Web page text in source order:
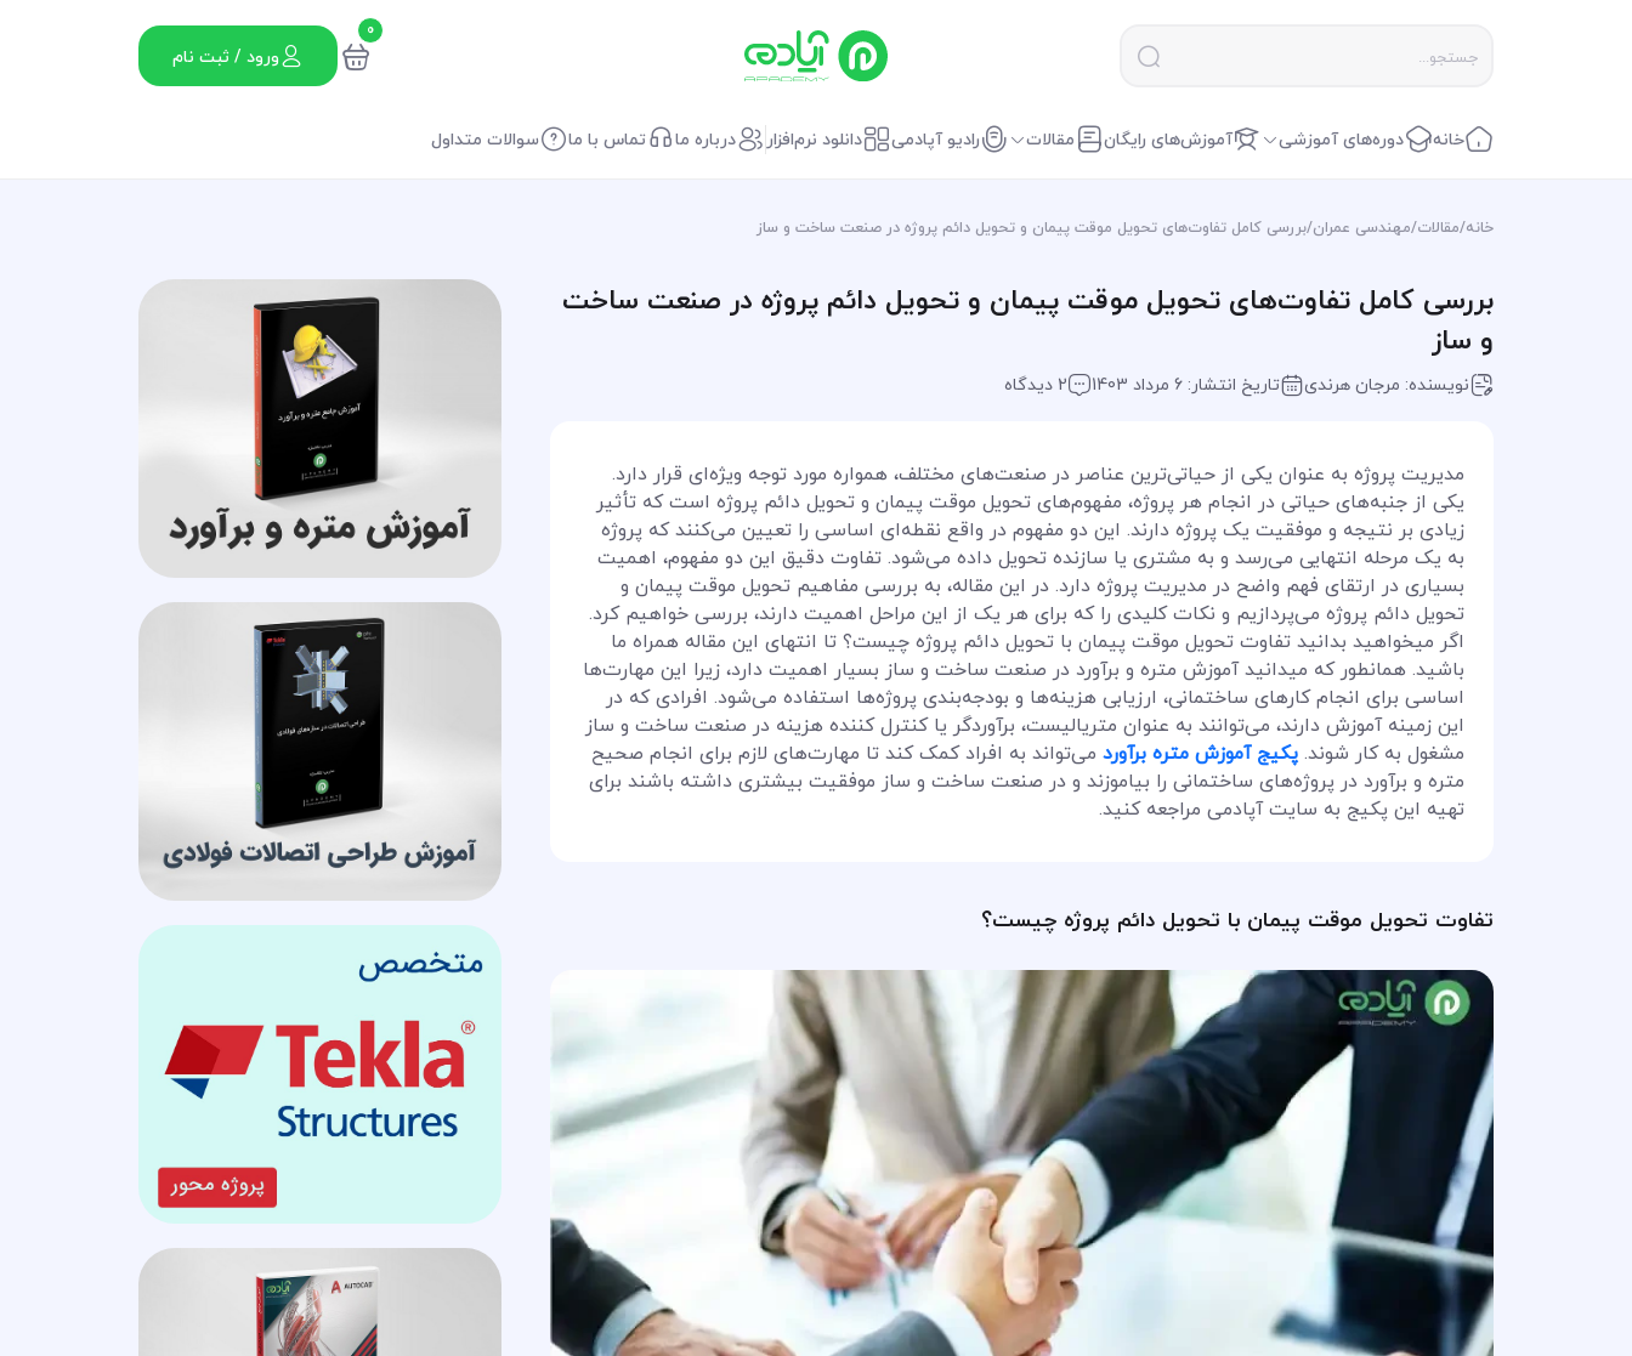
0
ورود / ثبت نام
خانه دوره‌های آموزشی آموزش‌های رایگان مقالات رادیو آپادمی دانلود نرم‌افزار درباره ما تماس با ما سوالات متداول
خانه/مقالات/مهندسی عمران/بررسی کامل تفاوت‌های تحویل موقت پیمان و تحویل دائم پروژه در صنعت ساخت و ساز
بررسی کامل تفاوت‌های تحویل موقت پیمان و تحویل دائم پروژه در صنعت ساخت
و ساز
نویسنده: مرجان هرندی تاریخ انتشار: 6 مرداد 1403 2 دیدگاه
مدیریت پروژه به عنوان یکی از حیاتی‌ترین عناصر در صنعت‌های مختلف، همواره مورد توجه ویژه‌ای قرار دارد.
یکی از جنبه‌های حیاتی در انجام هر پروژه، مفهوم‌های تحویل موقت پیمان و تحویل دائم پروژه است که تأثیر
زیادی بر نتیجه و موفقیت یک پروژه دارند. این دو مفهوم در واقع نقطه‌ای اساسی را تعیین می‌کنند که پروژه
به یک مرحله انتهایی می‌رسد و به مشتری یا سازنده تحویل داده می‌شود. تفاوت دقیق این دو مفهوم، اهمیت
بسیاری در ارتقای فهم واضح در مدیریت پروژه دارد. در این مقاله، به بررسی مفاهیم تحویل موقت پیمان و
تحویل دائم پروژه می‌پردازیم و نکات کلیدی را که برای هر یک از این مراحل اهمیت دارند، بررسی خواهیم کرد.
اگر میخواهید بدانید تفاوت تحویل موقت پیمان با تحویل دائم پروژه چیست؟ تا انتهای این مقاله همراه ما
باشید. همانطور که میدانید آموزش متره و برآورد در صنعت ساخت و ساز بسیار اهمیت دارد، زیرا این مهارت‌ها
اساسی برای انجام کارهای ساختمانی، ارزیابی هزینه‌ها و بودجه‌بندی پروژه‌ها استفاده می‌شود. افرادی که در
این زمینه آموزش دارند، می‌توانند به عنوان متریالیست، برآوردگر یا کنترل کننده هزینه در صنعت ساخت و ساز
مشغول به کار شوند.پکیج آموزش متره برآورد می‌تواند به افراد کمک کند تا مهارت‌های لازم برای انجام صحیح
متره و برآورد در پروژه‌های ساختمانی را بیاموزند و در صنعت ساخت و ساز موفقیت بیشتری داشته باشند برای
تهیه این پکیج به سایت آپادمی مراجعه کنید.
تفاوت تحویل موقت پیمان با تحویل دائم پروژه چیست؟